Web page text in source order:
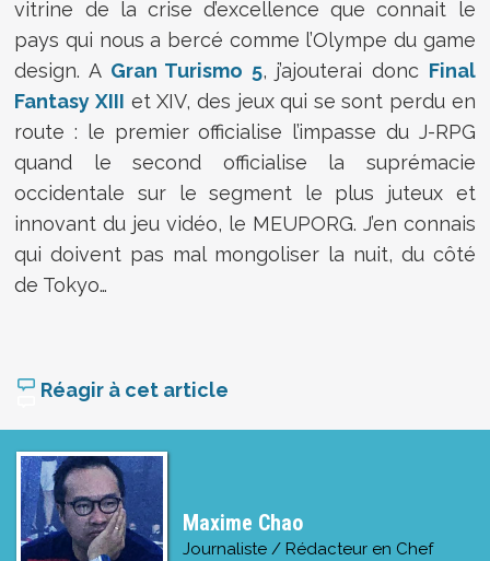
vitrine de la crise d’excellence que connait le
pays qui nous a bercé comme l’Olympe du game
design. A Gran Turismo 5, j’ajouterai donc Final
Fantasy XIII et XIV, des jeux qui se sont perdu en
route : le premier officialise l’impasse du J-RPG
quand le second officialise la suprémacie
occidentale sur le segment le plus juteux et
innovant du jeu vidéo, le MEUPORG. J’en connais
qui doivent pas mal mongoliser la nuit, du côté
de Tokyo…
Réagir à cet article
Maxime Chao
Journaliste / Rédacteur en Chef